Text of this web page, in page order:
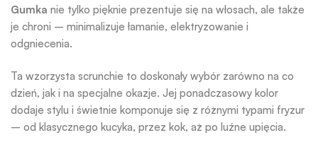
Gumka nie tylko pięknie prezentuje się na włosach, ale także
je chroni – minimalizuje łamanie, elektryzowanie i
odgniecenia.
Ta wzorzysta scrunchie to doskonały wybór zarówno na co
dzień, jak i na specjalne okazje. Jej ponadczasowy kolor
dodaje stylu i świetnie komponuje się z różnymi typami fryzur
– od klasycznego kucyka, przez kok, aż po luźne upięcia.